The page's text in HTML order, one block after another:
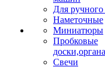
Для
Наметочные
Миниатюры
Пробковые
Свечи